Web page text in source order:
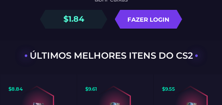
$1.84 FAZER LOGIN
ÚLTIMOS MELHORES ITENS DO CS2
$8.84 $9.61 $9.55